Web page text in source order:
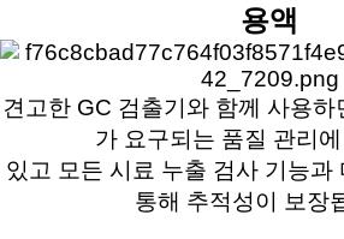
용액
견고한 GC 검출기와 함께 사용하
가 요구되는 품질 관리
있고 모든 시료 누출 검사 기능과
통해 추적성이 보장